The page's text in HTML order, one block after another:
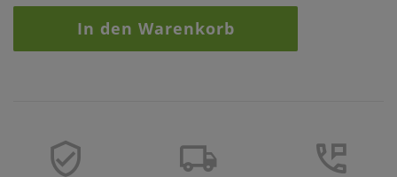
In den Warenkorb